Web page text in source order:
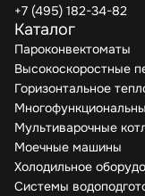
+7 (495) 182-34-82
Каталог
Пароконвектоматы
Высокоскоростные
Горизонтальное
Мультиварочные
Моечные машины
Холодильное
Системы